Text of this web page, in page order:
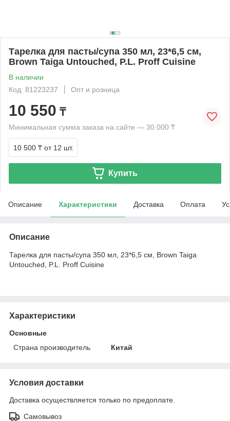
Тарелка для пасты/супа 350 мл, 23*6,5 см,
Brown Taiga Untouched, P.L. Proff Cuisine
В наличии
Код: 81223237
Опт и розница
10 550 ₸
Минимальная сумма заказа на сайте — 30 000 ₸
10 500 ₸ от 12 шт.
Купить
Описание Характеристики Доставка Оплата
Описание
Тарелка для пасты/супа 350 мл, 23*6,5 см, Brown Taiga
Untouched, P.L. Proff Cuisine
Характеристики
Основные
Страна производитель
Китай
Условия доставки
Доставка осуществляется только по предоплате.
Самовывоз